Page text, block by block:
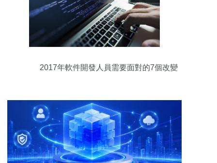
2017年軟件開發人員需要面對的7個改變